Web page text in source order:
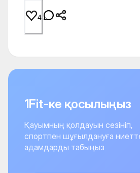
4
1Fit-ке қосылыңыз
Қауымның қолдауын сезініп,
спортпен шұғылдануға
адамдарды табыңыз